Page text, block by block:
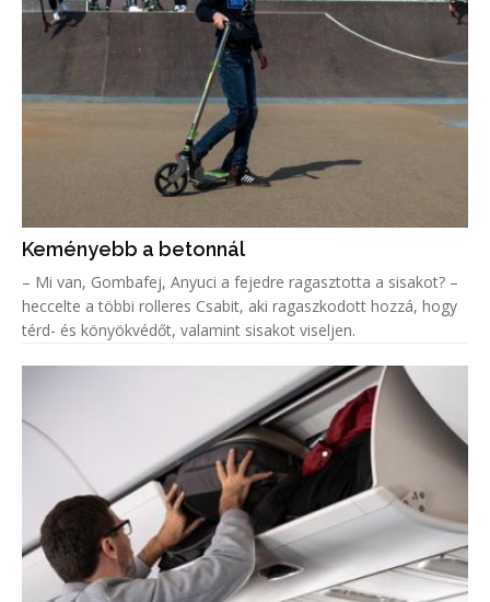
Keményebb a betonnál
– Mi van, Gombafej, Anyuci a fejedre ragasztotta a sisakot? –
heccelte a többi rolleres Csabit, aki ragaszkodott hozzá, hogy
térd- és könyökvédőt, valamint sisakot viseljen.